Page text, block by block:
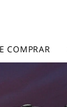
COMPRAR